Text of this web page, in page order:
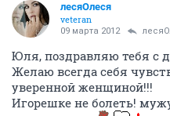
лесяОлеся
veteran
09 марта 2012
Юля, поздравляю тебя с
Желаю всегда себя
уверенной женщиной!!!
Игорешке не болеть!